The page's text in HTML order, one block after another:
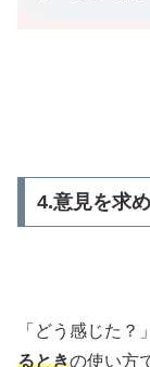
4.意見を求
「どう感じた
るときの使い方